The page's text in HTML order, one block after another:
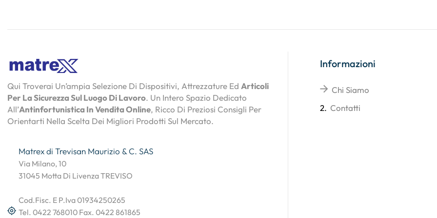
Qui Troverai Un’ampia Selezione Di Dispositivi, Attrezzature Ed Articoli
Per La Sicurezza Sul Luogo Di Lavoro. Un Intero Spazio Dedicato
All’Antinfortunistica In Vendita Online, Ricco Di Preziosi Consigli Per
Orientarti Nella Scelta Dei Migliori Prodotti Sul Mercato.
Matrex di Trevisan Maurizio & C. SAS
Via Milano, 10
31045 Motta Di Livenza TREVISO
Cod.Fisc. E P.Iva 01934250265
Tel. 0422 768010 Fax. 0422 861865
Informazioni
Chi Siamo
2. Contatti